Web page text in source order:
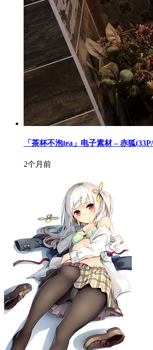
「茶杯不泡tea」电子素材 – 赤狐
2个月前